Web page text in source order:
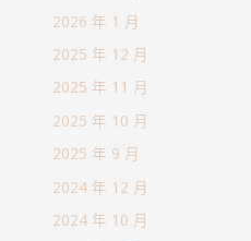
2026 年 1 月
2025 年 12 月
2025 年 11 月
2025 年 10 月
2025 年 9 月
2024 年 12 月
2024 年 10 月